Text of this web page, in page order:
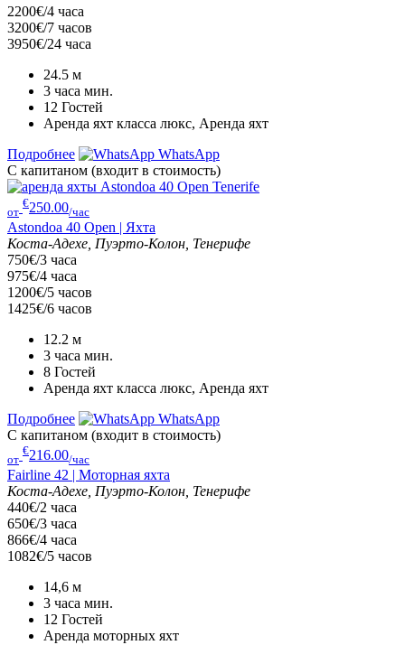
2200€/4 часа
3200€/7 часов
3950€/24 часа
24.5 м
3 часа мин.
12 Гостей
Аренда яхт класса люкс, Аренда яхт
Подробнее
WhatsApp
С капитаном (входит в стоимость)
от
€250.00/час
Astondoa 40 Open | Яхта
Коста-Адехе, Пуэрто-Колон, Тенерифе
750€/3 часа
975€/4 часа
1200€/5 часов
1425€/6 часов
12.2 м
3 часа мин.
8 Гостей
Аренда яхт класса люкс, Аренда яхт
Подробнее
WhatsApp
С капитаном (входит в стоимость)
от
€216.00/час
Fairline 42 | Моторная яхта
Коста-Адехе, Пуэрто-Колон, Тенерифе
440€/2 часа
650€/3 часа
866€/4 часа
1082€/5 часов
14,6 м
3 часа мин.
12 Гостей
Аренда моторных яхт